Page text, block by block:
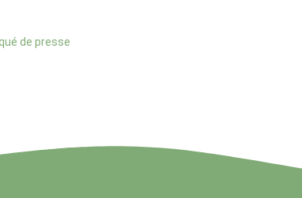
de presse